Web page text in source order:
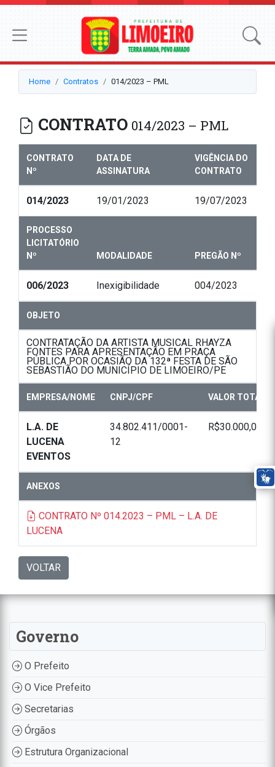
Home Contratos 014/2023 – PML
CONTRATO 014/2023 – PML
CONTRATO
Nº
DATA DE
ASSINATURA
VIGÊNCIA DO
CONTRATO
014/2023 19/01/2023 19/07/2023
PROCESSO
LICITATÓRIO
Nº
MODALIDADE PREGÃO Nº
006/2023 Inexigibilidade 004/2023
OBJETO
CONTRATAÇÃO DA ARTISTA MUSICAL RHAYZA
FONTES PARA APRESENTAÇÃO EM PRAÇA
PÚBLICA POR OCASIÃO DA 132ª FESTA DE SÃO
SEBASTIÃO DO MUNICÍPIO DE LIMOEIRO/PE
EMPRESA/NOME CNPJ/CPF VALOR TOTAL
L.A. DE
LUCENA
EVENTOS
34.802.411/0001-
12
R$30.000,00
ANEXOS
CONTRATO Nº 014.2023 – PML – L.A. DE
LUCENA
VOLTAR
Governo
O Prefeito
O Vice Prefeito
Secretarias
Órgãos
Estrutura Organizacional